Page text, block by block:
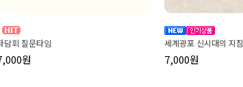
담회 질문타임
원
세계광포 신시대의 지침
7,000원